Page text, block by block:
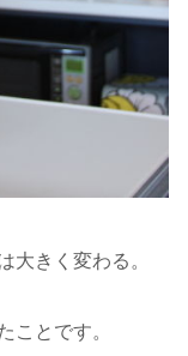
大きく変わる。
ことです。